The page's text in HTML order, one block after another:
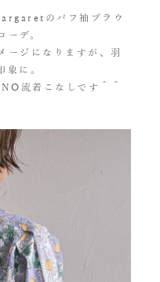
のパフ袖ブラウ
ーデ。
ージになりますが、羽
象に。
流着こなしです＾＾